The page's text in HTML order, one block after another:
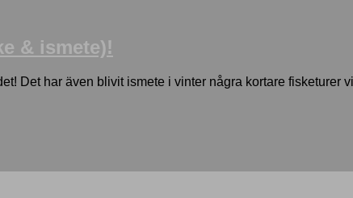
& ismete)!
Det har även blivit ismete i vinter några kortare fisketurer